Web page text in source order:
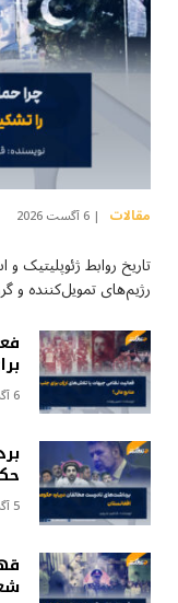
مقالات 6 آگست 2026
تاریخ روابط ژئوپلیتیک
رژیم‌های تمویل‌کننده و
6 آگست 2026
5 آگست 2026